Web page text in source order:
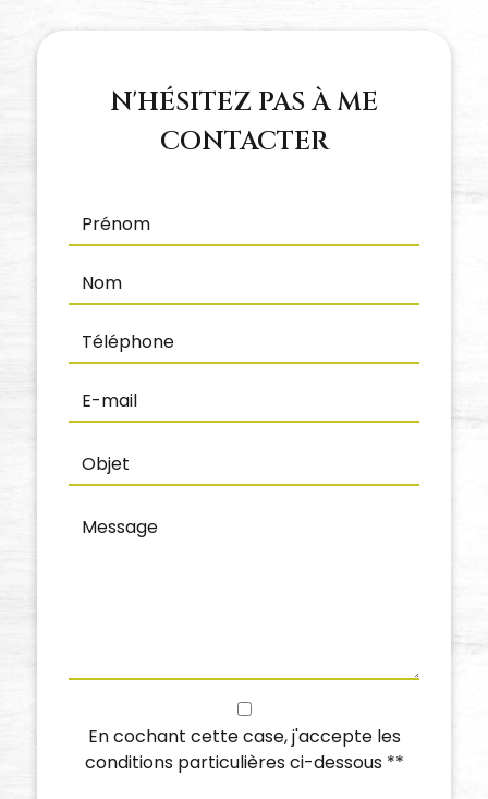
N'HÉSITEZ PAS À ME
CONTACTER
En cochant cette case, j'accepte les
conditions particulières ci-dessous **